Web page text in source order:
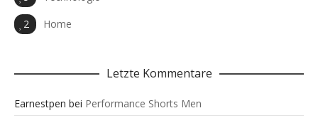
2
Home
Letzte Kommentare
Earnestpen bei Performance Shorts Men